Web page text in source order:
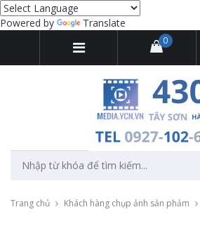
Powered by Translate
0
Trang chủ Khách hàng chụp ảnh sản phảm